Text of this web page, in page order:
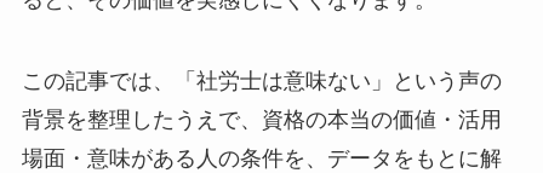
この記事では、「社労士は意味ない」という声の
背景を整理したうえで、資格の本当の価値・活用
場面・意味がある人の条件を、データをもとに解